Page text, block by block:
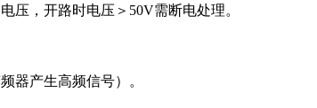
压，开路时电压＞50V需断电处理。
器产生高频信号）。